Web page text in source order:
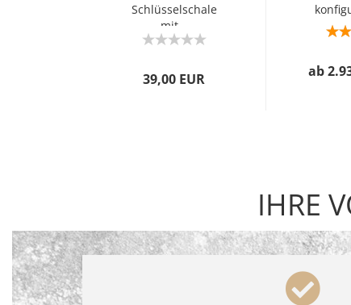
Schlüsselschale
mit...
39,00 EUR ab
IHRE